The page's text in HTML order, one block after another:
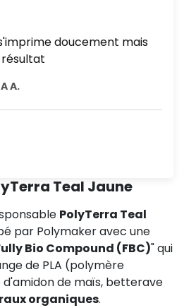
doucement mais
A A.
Teal Jaune
PolyTerra Teal
par Polymaker avec une
Bio Compound (FBC)" qui
de PLA (polymère
de maïs, betterave
organiques.